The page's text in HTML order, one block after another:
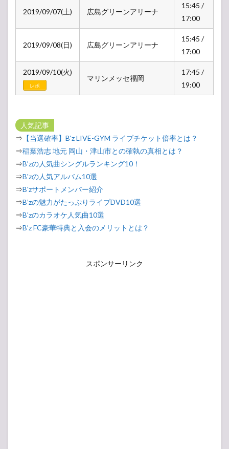
2019/09/07(土) 広島グリーンアリーナ
15:45 /
17:00
2019/09/08(日) 広島グリーンアリーナ
15:45 /
17:00
2019/09/10(火)
レポ
マリンメッセ福岡
17:45 /
19:00
人気記事
⇒ 【当選確率】B'z LIVE-GYM ライブチケット倍率とは？
⇒稲葉浩志 地元 岡山・津山市との確執の真相とは？
⇒B’zの人気曲シングルランキング10！
⇒B'zの人気アルバム10選
⇒B'zサポートメンバー紹介
⇒B’zの魅力がたっぷりライブDVD10選
⇒B'zのカラオケ人気曲10選
⇒B’z FC豪華特典と入会のメリットとは？
スポンサーリンク